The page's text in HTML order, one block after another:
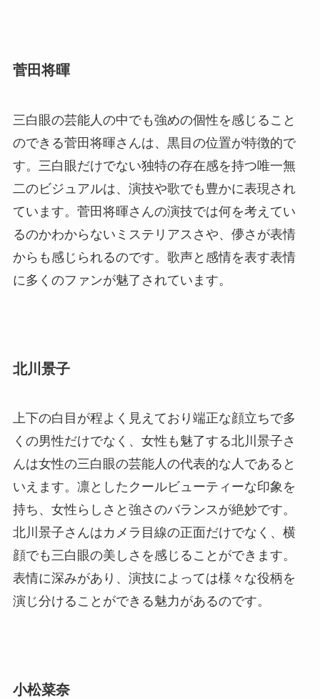
菅田将暉
三白眼の芸能人の中でも強めの個性を感じること
のできる菅田将暉さんは、黒目の位置が特徴的で
す。三白眼だけでない独特の存在感を持つ唯一無
二のビジュアルは、演技や歌でも豊かに表現され
ています。菅田将暉さんの演技では何を考えてい
るのかわからないミステリアスさや、儚さが表情
からも感じられるのです。歌声と感情を表す表情
に多くのファンが魅了されています。
北川景子
上下の白目が程よく見えており端正な顔立ちで多
くの男性だけでなく、女性も魅了する北川景子さ
んは女性の三白眼の芸能人の代表的な人であると
いえます。凛としたクールビューティーな印象を
持ち、女性らしさと強さのバランスが絶妙です。
北川景子さんはカメラ目線の正面だけでなく、横
顔でも三白眼の美しさを感じることができます。
表情に深みがあり、演技によっては様々な役柄を
演じ分けることができる魅力があるのです。
小松菜奈